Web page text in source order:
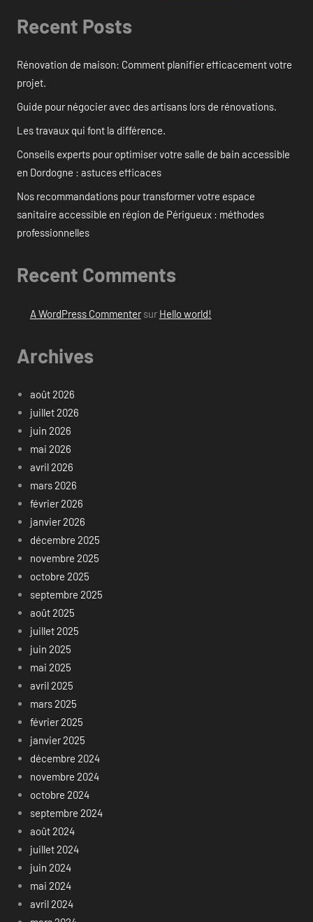
Recent Posts
Rénovation de maison: Comment planifier efficacement votre
projet.
Guide pour négocier avec des artisans lors de rénovations.
Les travaux qui font la différence.
Conseils experts pour optimiser votre salle de bain accessible
en Dordogne : astuces efficaces
Nos recommandations pour transformer votre espace
sanitaire accessible en région de Périgueux : méthodes
professionnelles
Recent Comments
A WordPress Commentersur Hello world!
Archives
août 2026
juillet 2026
juin 2026
mai 2026
avril 2026
mars 2026
février 2026
janvier 2026
décembre 2025
novembre 2025
octobre 2025
septembre 2025
août 2025
juillet 2025
juin 2025
mai 2025
avril 2025
mars 2025
février 2025
janvier 2025
décembre 2024
novembre 2024
octobre 2024
septembre 2024
août 2024
juillet 2024
juin 2024
mai 2024
avril 2024